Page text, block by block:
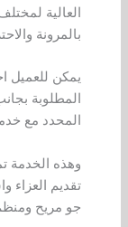
العالية
بالمرونة
يمكن للعميل
المطلوبة
المحدد مع
وهذه الخدمة
تقديم العزاء
جو مريح